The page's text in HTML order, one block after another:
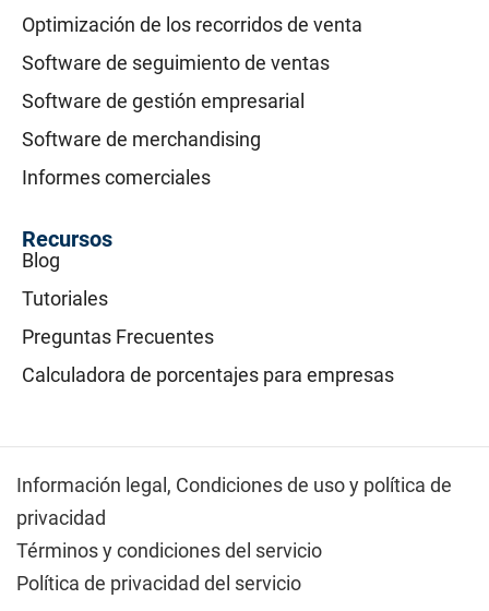
Optimización de los recorridos de venta
Software de seguimiento de ventas
Software de gestión empresarial
Software de merchandising
Informes comerciales
Recursos
Blog
Tutoriales
Preguntas Frecuentes
Calculadora de porcentajes para empresas
Información legal, Condiciones de uso y política de
privacidad
Términos y condiciones del servicio
Política de privacidad del servicio